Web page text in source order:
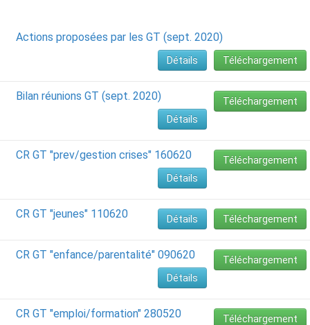
Actions proposées par les GT (sept. 2020)
Téléchargement
Détails
Bilan réunions GT (sept. 2020)
Téléchargement
Détails
CR GT "prev/gestion crises" 160620
Téléchargement
Détails
CR GT "jeunes" 110620 Téléchargement
Détails
CR GT "enfance/parentalité" 090620
Téléchargement
Détails
CR GT "emploi/formation" 280520
Téléchargement